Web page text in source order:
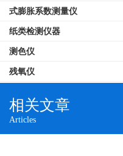
式膨胀系数测量仪
纸类检测仪器
测色仪
残氧仪
相关文章
Articles